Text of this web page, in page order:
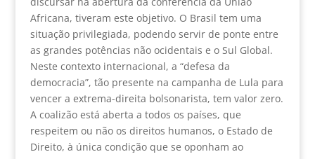
Africana, tiveram este objetivo. O Brasil tem uma
situação privilegiada, podendo servir de ponte entre
as grandes potências não ocidentais e o Sul Global.
Neste contexto internacional, a “defesa da
democracia”, tão presente na campanha de Lula para
vencer a extrema-direita bolsonarista, tem valor zero.
A coalizão está aberta a todos os países, que
respeitem ou não os direitos humanos, o Estado de
Direito, à única condição que se oponham ao